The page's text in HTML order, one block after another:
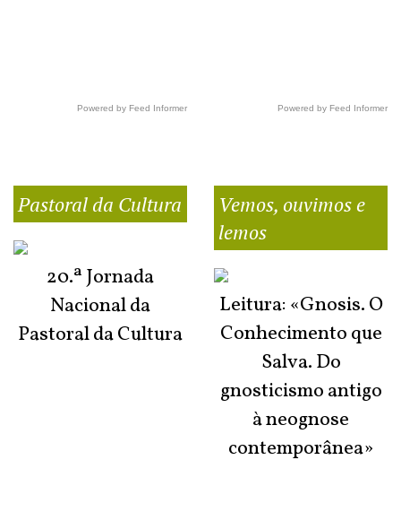
Powered by Feed Informer Powered by Feed Informer
Pastoral da Cultura
20.ª Jornada
Nacional da
Pastoral da Cultura
Vemos, ouvimos e
lemos
Leitura: «Gnosis. O
Conhecimento que
Salva. Do
gnosticismo antigo
à neognose
contemporânea»